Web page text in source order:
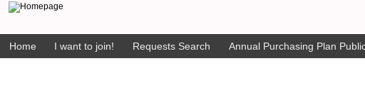
Home I want to join! Requests Search Annual Purchasing Plan